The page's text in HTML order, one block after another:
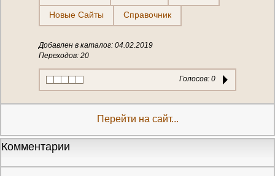
Новые Сайты Справочник
Добавлен в каталог: 04.02.2019
Переходов: 20
Голосов: 0
Перейти на сайт...
Комментарии